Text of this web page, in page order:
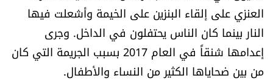
العنزي على إلقاء البنزين على الخيمة وأشعلت فيها
النار بينما كان الناس يحتفلون في الداخل. وجرى
إعدامها شنقاً في العام 2017 بسبب الجريمة التي كان
من بين ضحاياها الكثير من النساء والأطفال.